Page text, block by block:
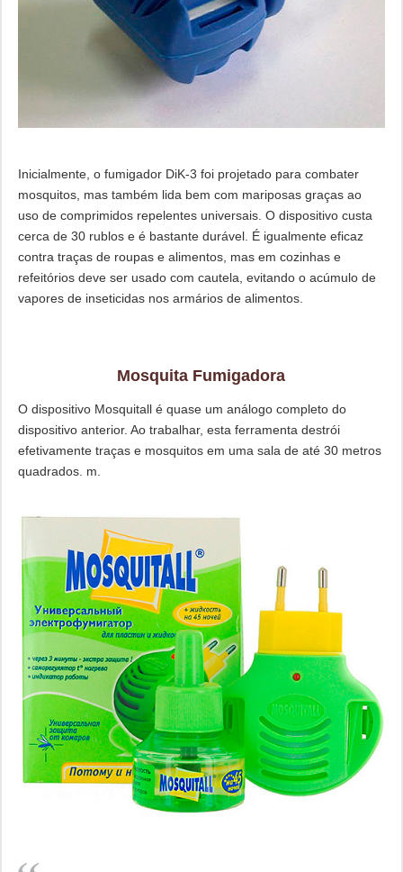
Inicialmente, o fumigador DiK-3 foi projetado para combater
mosquitos, mas também lida bem com mariposas graças ao
uso de comprimidos repelentes universais. O dispositivo custa
cerca de 30 rublos e é bastante durável. É igualmente eficaz
contra traças de roupas e alimentos, mas em cozinhas e
refeitórios deve ser usado com cautela, evitando o acúmulo de
vapores de inseticidas nos armários de alimentos.
Mosquita Fumigadora
O dispositivo Mosquitall é quase um análogo completo do
dispositivo anterior. Ao trabalhar, esta ferramenta destrói
efetivamente traças e mosquitos em uma sala de até 30 metros
quadrados. m.